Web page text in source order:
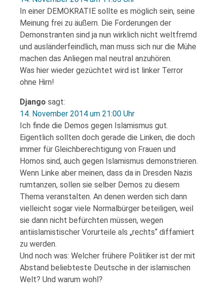
In einer DEMOKRATIE sollte es möglich sein, seine
Meinung frei zu äußern. Die Forderungen der
Demonstranten sind ja nun wirklich nicht weltfremd
und ausländerfeindlich, man muss sich nur die Mühe
machen das Anliegen mal neutral anzuhören.
Was hier wieder gezüchtet wird ist linker Terror
ohne Hirn!
Django sagt:
14. November 2014 um 21:00 Uhr
Ich finde die Demos gegen Islamismus gut.
Eigentlich sollten doch gerade die Linken, die doch
immer für Gleichberechtigung von Frauen und
Homos sind, auch gegen Islamismus demonstrieren.
Wenn Linke aber meinen, dass da in Dresden Nazis
rumtanzen, sollen sie selber Demos zu diesem
Thema veranstalten. An denen werden sich dann
vielleicht sogar viele Normalbürger beteiligen, weil
sie dann nicht befürchten müssen, wegen
antiislamistischer Vorurteile als „rechts“ diffamiert
zu werden.
Und noch was: Welcher frühere Politiker ist der mit
Abstand beliebteste Deutsche in der islamischen
Welt? Und warum wohl?